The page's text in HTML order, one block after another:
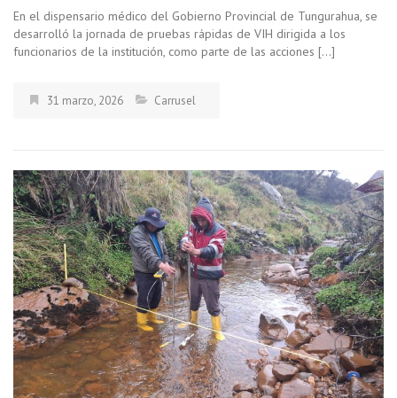
En el dispensario médico del Gobierno Provincial de Tungurahua, se
desarrolló la jornada de pruebas rápidas de VIH dirigida a los
funcionarios de la institución, como parte de las acciones […]
31 marzo, 2026 Carrusel